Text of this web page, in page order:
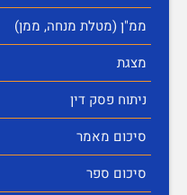
ממ"ן (מטלת מנחה, ממן)
מצגת
ניתוח פסק דין
סיכום מאמר
סיכום ספר